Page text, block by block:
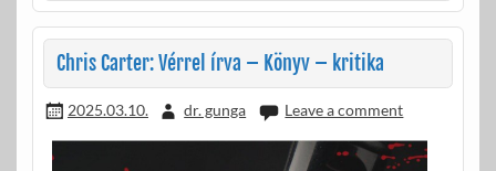
o
k
g
Chris Carter: Vérrel írva – Könyv – kritika
2025.03.10. dr. gunga Leave a comment